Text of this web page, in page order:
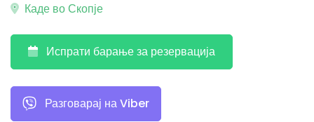
Каде во Скопје
Испрати барање за резервација
Разговарај на Viber